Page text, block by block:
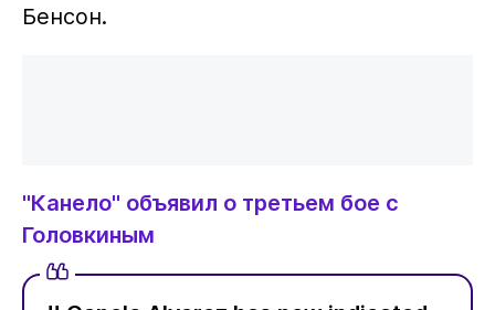
Бенсон.
"Канело" объявил о третьем бое с
Головкиным